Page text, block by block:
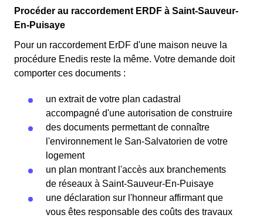
Procéder au raccordement ERDF à Saint-Sauveur-
En-Puisaye
Pour un raccordement ErDF d'une maison neuve la
procédure Enedis reste la même. Votre demande doit
comporter ces documents :
un extrait de votre plan cadastral
accompagné d'une autorisation de construire
des documents permettant de connaître
l'environnement le San-Salvatorien de votre
logement
un plan montrant l'accès aux branchements
de réseaux à Saint-Sauveur-En-Puisaye
une déclaration sur l'honneur affirmant que
vous êtes responsable des coûts des travaux